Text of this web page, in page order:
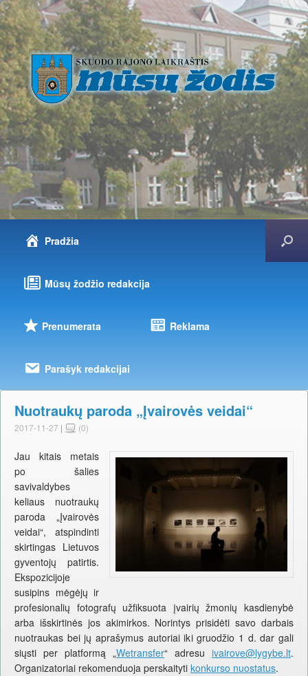
Pradžia
Mūsų žodžio redakcija
Prenumerata Reklama
Parašyk redakcijai
Nuotraukų paroda „Įvairovės veidai“
2017-11-27 | (0)
Jau kitais metais
po šalies
savivaldybes
keliaus nuotraukų
paroda „Įvairovės
veidai“, atspindinti
skirtingas Lietuvos
gyventojų patirtis.
Ekspozicijoje
susipins mėgėjų ir
profesionalių fotografų užfiksuota įvairių žmonių kasdienybė
arba išskirtinės jos akimirkos. Norintys prisidėti savo darbais
nuotraukas bei jų aprašymus autoriai iki gruodžio 1 d. dar gali
siųsti per platformą „Wetransfer“ adresu ivairove@lygybe.lt.
Organizatoriai rekomenduoja perskaityti konkurso nuostatus.